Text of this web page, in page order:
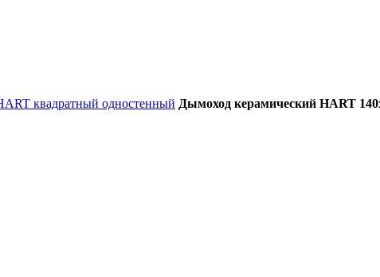
квадратный одностенный Дымоход керамический HART